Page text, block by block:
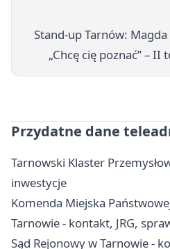
Stand-up Tarnów:
„Chcę cię poznać” –
Przydatne dane
Tarnowski Klaster
inwestycje
Komenda Miejska
Tarnowie - kontakt, JRG,
Sąd Rejonowy w Tarnowie -